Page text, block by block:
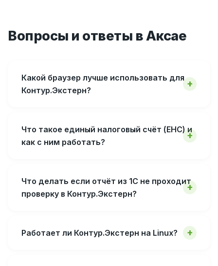
Вопросы и ответы в Аксае
Какой браузер лучше использовать для
Контур.Экстерн?
Что такое единый налоговый счёт (ЕНС) и
как с ним работать?
Что делать если отчёт из 1С не проходит
проверку в Контур.Экстерн?
Работает ли Контур.Экстерн на Linux?